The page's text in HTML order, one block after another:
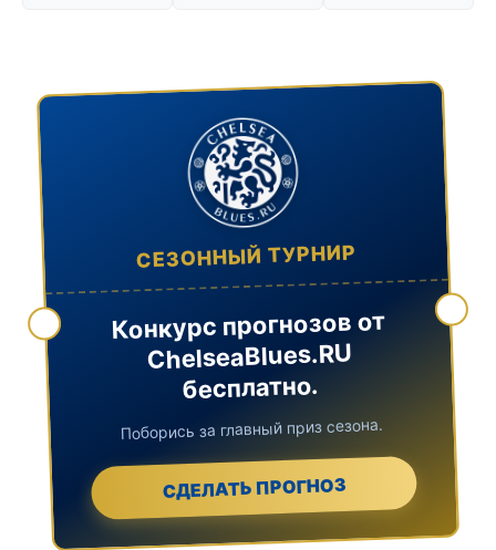
СЕЗОННЫЙ ТУРНИР
Конкурс прогнозов от
ChelseaBlues.RU
бесплатно.
Поборись за главный приз сезона.
СДЕЛАТЬ ПРОГНОЗ